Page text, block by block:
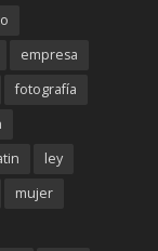
empresa
fotografía
ley
mujer